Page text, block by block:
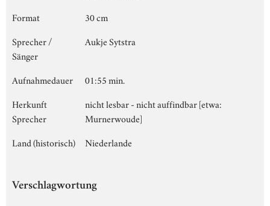
Format
30 cm
Sprecher /
Sänger
Aukje Sytstra
Aufnahmedauer
01:55 min.
Herkunft
Sprecher
nicht lesbar - nicht auffindbar [etwa:
Murnerwoude]
Land (historisch)
Niederlande
Verschlagwortung